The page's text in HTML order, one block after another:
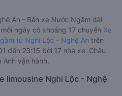
An - Bến xe Nước Ngầm dài
ngày có khoảng 17 chuyến Xe
từ Nghi Lộc - Nghệ An trên
đến 23:15 bởi 17 nhà xe: Châu
Anh vận hành.
limousine Nghi Lộc - Nghệ